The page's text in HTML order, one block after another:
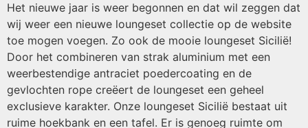
Het nieuwe jaar is weer begonnen en dat wil zeggen dat
wij weer een nieuwe loungeset collectie op de website
toe mogen voegen. Zo ook de mooie loungeset Sicilië!
Door het combineren van strak aluminium met een
weerbestendige antraciet poedercoating en de
gevlochten rope creëert de loungeset een geheel
exclusieve karakter. Onze loungeset Sicilië bestaat uit
ruime hoekbank en een tafel. Er is genoeg ruimte om